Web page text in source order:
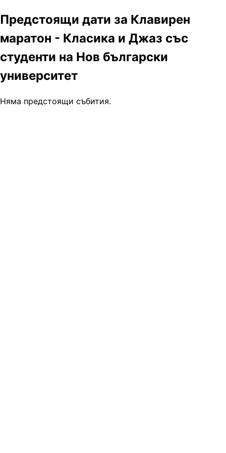
Предстоящи дати за Клавирен
маратон - Класика и Джаз със
студенти на Нов български
университет
Няма предстоящи събития.